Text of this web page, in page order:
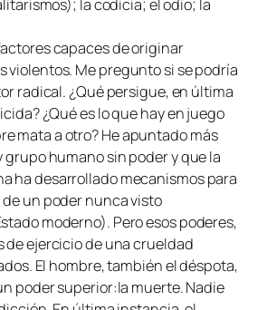
la codicia; el odio; la
capaces de originar
violentos. Me pregunto si se podría
radical. ¿Qué persigue, en última
¿Qué es lo que hay en juego
mata a otro? He apuntado más
grupo humano sin poder y que la
ha desarrollado mecanismos para
un poder nunca visto
moderno). Pero esos poderes,
de ejercicio de una crueldad
El hombre, también el déspota,
poder superior:la muerte. Nadie